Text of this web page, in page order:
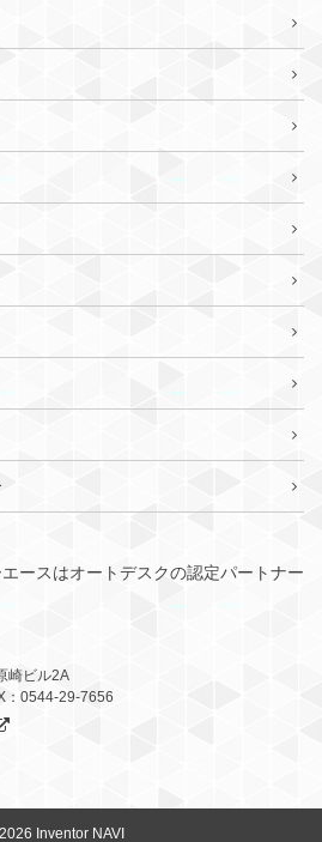
ースはオートデスクの認定パートナー
崎ビル2A
：0544-29-7656
Inventor NAVI